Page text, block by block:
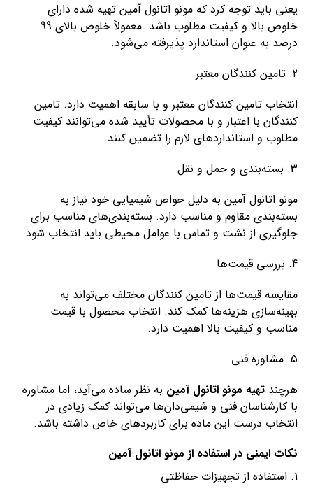
یعنی باید توجه کرد که مونو اتانول آمین تهیه شده دارای
خلوص بالا و کیفیت مطلوب باشد. معمولاً خلوص بالای 99
درصد به عنوان استاندارد پذیرفته می‌شود.
2. تامین کنندگان معتبر
انتخاب تامین کنندگان معتبر و با سابقه اهمیت دارد. تامین
کنندگان با اعتبار و با محصولات تأیید شده می‌توانند کیفیت
مطلوب و استانداردهای لازم را تضمین کنند.
3. بسته‌بندی و حمل و نقل
مونو اتانول آمین به دلیل خواص شیمیایی خود نیاز به
بسته‌بندی مقاوم و مناسب دارد. بسته‌بندی‌های مناسب برای
جلوگیری از نشت و تماس با عوامل محیطی باید انتخاب شود.
4. بررسی قیمت‌ها
مقایسه قیمت‌ها از تامین کنندگان مختلف می‌تواند به
بهینه‌سازی هزینه‌ها کمک کند. انتخاب محصول با قیمت
مناسب و کیفیت بالا اهمیت دارد.
5. مشاوره فنی
هرچندتهیه مونو اتانول آمین به نظر ساده می‌آید، اما مشاوره
با کارشناسان فنی و شیمی‌دان‌ها می‌تواند کمک زیادی در
انتخاب درست این ماده برای کاربردهای خاص داشته باشد.
نکات ایمنی در استفاده از مونو اتانول آمین
1. استفاده از تجهیزات حفاظتی